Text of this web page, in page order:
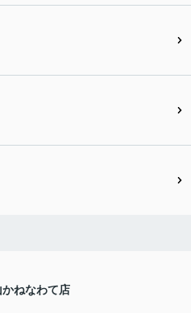
ねなわて店